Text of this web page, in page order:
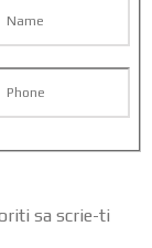
sa scrie-ti